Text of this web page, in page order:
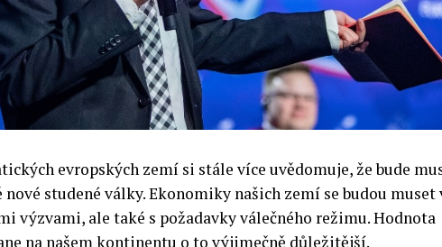
evropských zemí si stále více uvědomuje, že bude
studené války. Ekonomiky našich zemí se budou
výzvami, ale také s požadavky válečného režimu. Hodnota
na našem kontinentu o to výjimečně důležitější.